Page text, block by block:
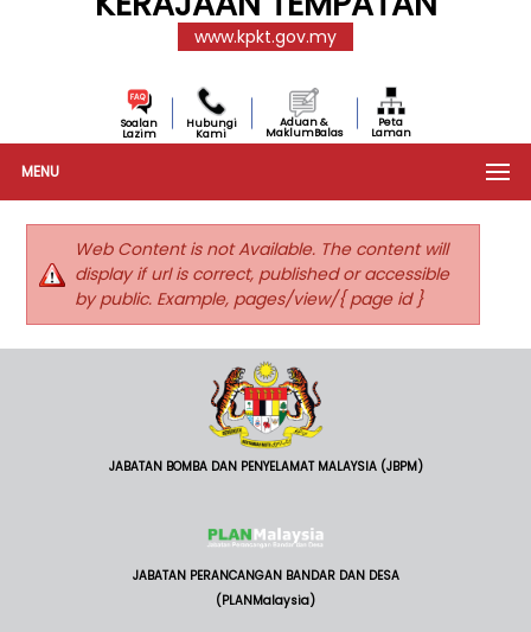
www.kpkt.gov.my
Soalan
Lazim
Hubungi
Kami
Aduan &
MaklumBalas
Peta
Laman
MENU
Web Content is not Available. The content will
display if url is correct, published or accessible
by public. Example, pages/view/{ page id }
JABATAN BOMBA DAN PENYELAMAT MALAYSIA (JBPM)
JABATAN PERANCANGAN BANDAR DAN DESA
(PLANMalaysia)